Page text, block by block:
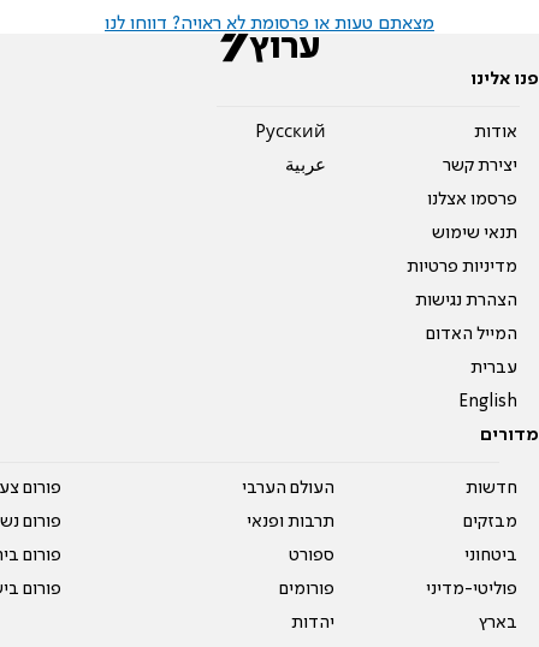
מצאתם טעות או פרסומת לא ראויה? דווחו לנו
פנו אלינו
אודות
יצירת קשר
פרסמו אצלנו
תנאי שימוש
מדיניות פרטיות
הצהרת נגישות
המייל האדום
עברית
English
Pусский
عربية
מדורים
חדשות
מבזקים
ביטחוני
פוליטי-מדיני
בארץ
העולם הערבי
תרבות ופנאי
ספורט
פורומים
יהדות
פורום
פורום
פורום
פורום